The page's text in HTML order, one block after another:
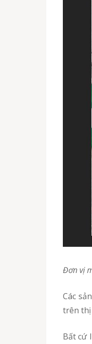
Đơn vị
Các sản phẩm xe bánh mì cá chả tại đây đều được chúng tôi cam kết đảm bảo uy tín về chất lượng, giá cả cũng như thời gian bảo hành tốt nhất
trên
Bất cứ lúc nào nào quý vị muốn mua xe bánh mì cá chả Bắc Kạn, hãy liên hệ ngay với chúng tôi theo địa chỉ website hoặc số hotline 0963 454 868.